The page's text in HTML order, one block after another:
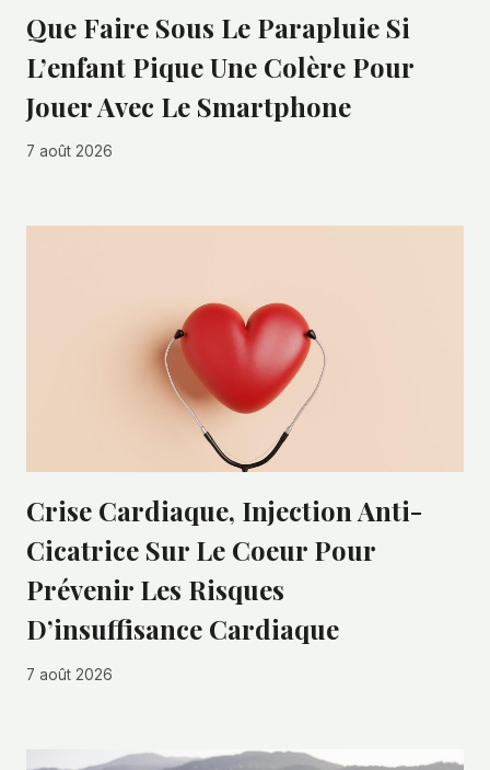
Que Faire Sous Le Parapluie Si
L’enfant Pique Une Colère Pour
Jouer Avec Le Smartphone
7 août 2026
Crise Cardiaque, Injection Anti-
Cicatrice Sur Le Coeur Pour
Prévenir Les Risques
D’insuffisance Cardiaque
7 août 2026